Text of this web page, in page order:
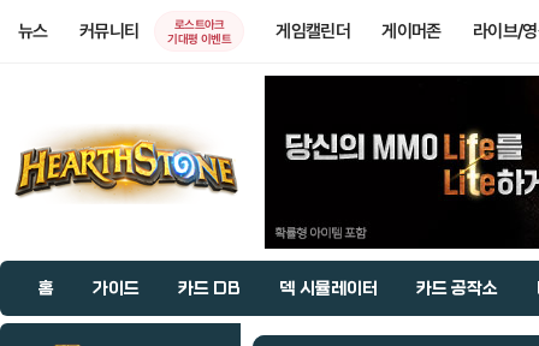
뉴스 커뮤니티
로스트아크
기대평 이벤트
게임캘린더 게이머존 라이브/
홈 가이드 카드 DB 덱 시뮬레이터 카드 공작소